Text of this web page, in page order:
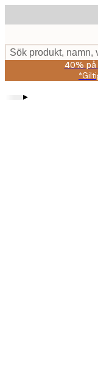
to
content.
Sök produkt, namn,
40% på
▸